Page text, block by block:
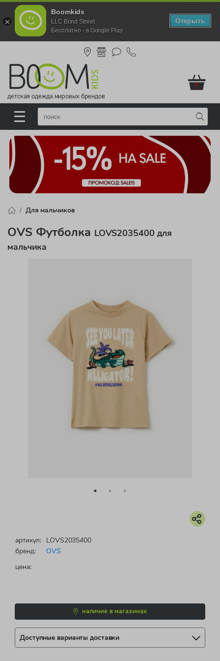
Boomkids
LLC Bond Street
Бесплатно - в Google Play
Открыть
детская одежда мировых брендов
!
Для мальчиков
OVS Футболка LOVS2035400 для
мальчика
артикул: LOVS2035400
бренд:
OVS
цена:
наличие в магазинах
Доступные варианты доставки